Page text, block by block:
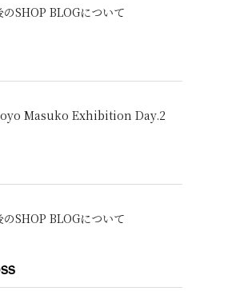
のSHOP BLOGについて
Masuko Exhibition Day.2
のSHOP BLOGについて